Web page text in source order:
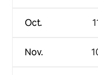
Oct.
Nov.